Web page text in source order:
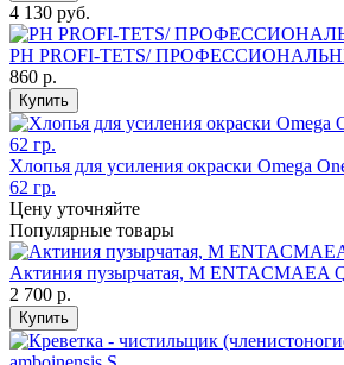
4 130 руб.
PH PROFI-TETS/
860 р.
Купить
Хлопья для усиления окраски Omega
62 гр.
Цену уточняйте
Популярные товары
Актиния пузырчатая, M ENTACMAEA
2 700 р.
Купить